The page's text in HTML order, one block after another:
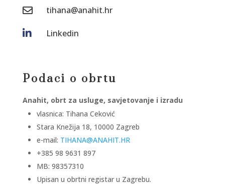
 tihana@anahit.hr
 Linkedin
Podaci o obrtu
Anahit, obrt za usluge, savjetovanje i izradu
vlasnica: Tihana Ceković
Stara Knežija 18, 10000 Zagreb
e-mail: TIHANA@ANAHIT.HR
+385 98 9631 897
MB: 98357310
Upisan u obrtni registar u Zagrebu.